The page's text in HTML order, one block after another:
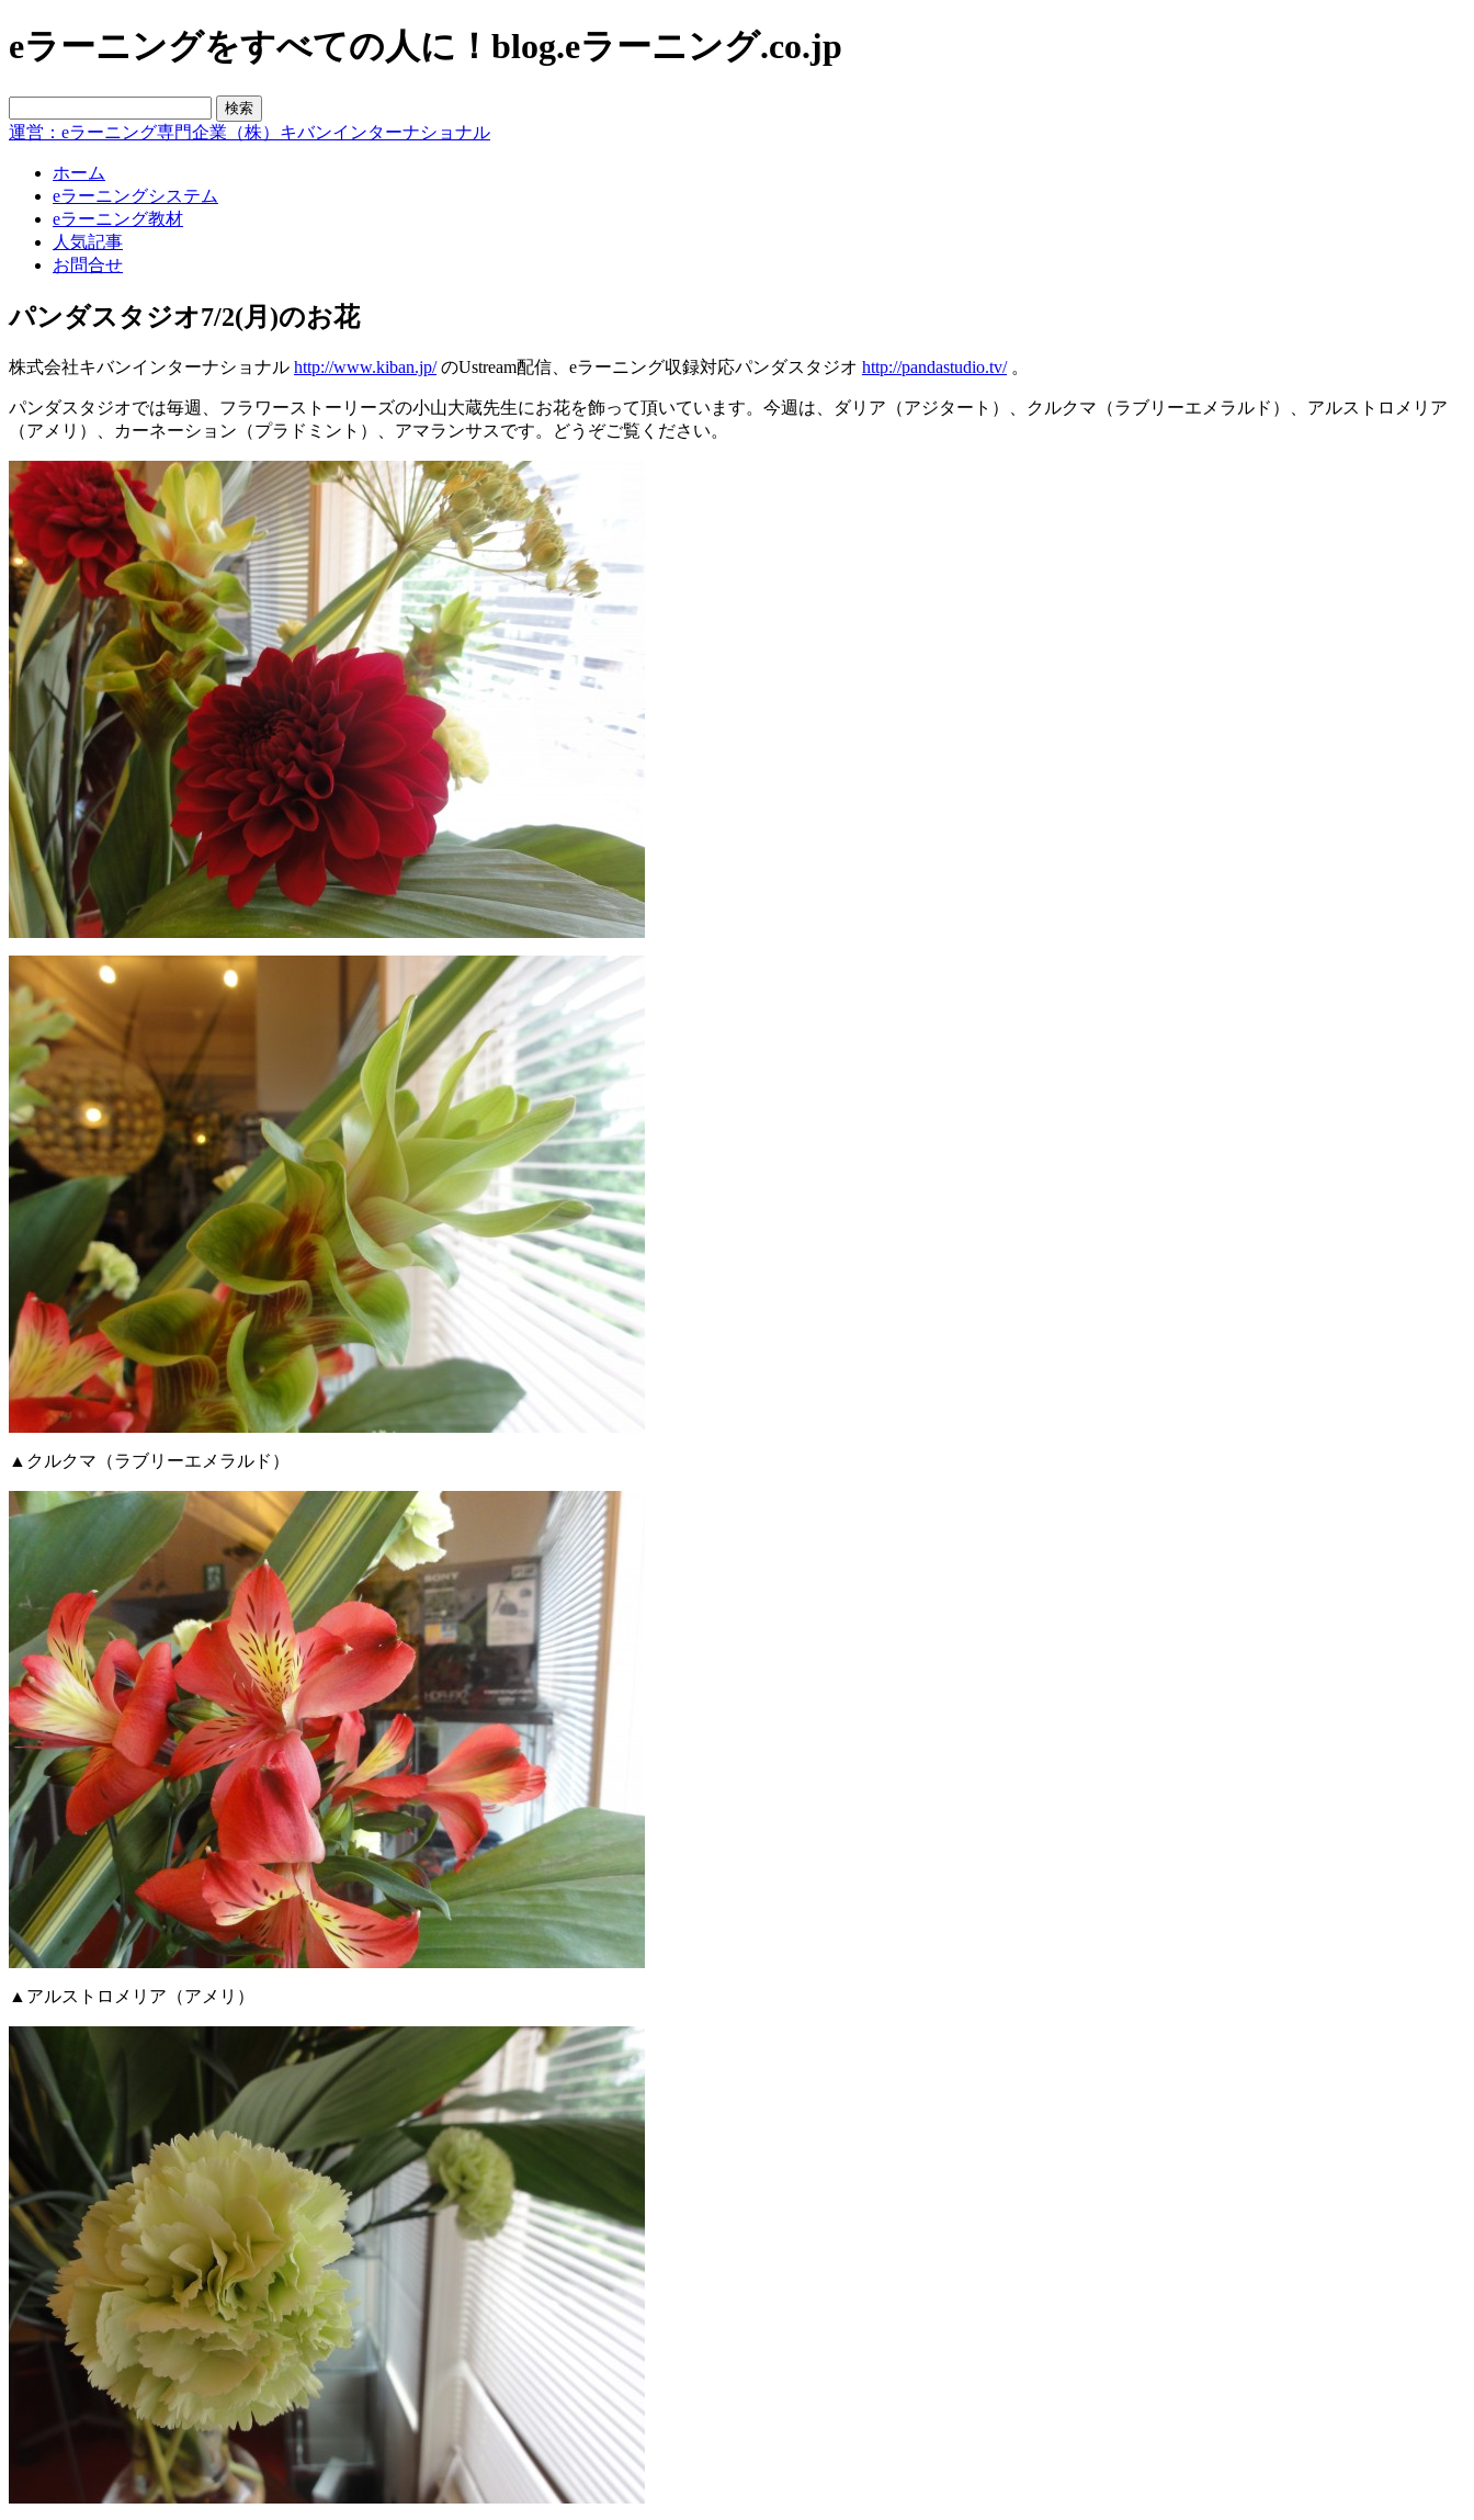
eラーニングをすべての人に！blog.eラーニング.co.jp
運営：eラーニング専門企業（株）キバンインターナショナル
ホーム
eラーニングシステム
eラーニング教材
人気記事
お問合せ
パンダスタジオ7/2(月)のお花
株式会社キバンインターナショナル http://www.kiban.jp/のUstream配信、eラーニング収録対応パンダスタジオ http://pandastudio.tv/。
パンダスタジオでは毎週、フラワーストーリーズの小山大蔵先生にお花を飾って頂いています。今週は、ダリア（アジタート）、クルクマ（ラブリーエメラルド）、アルストロメリア
（アメリ）、カーネーション（プラドミント）、アマランサスです。どうぞご覧ください。
▲クルクマ（ラブリーエメラルド）
▲アルストロメリア（アメリ）